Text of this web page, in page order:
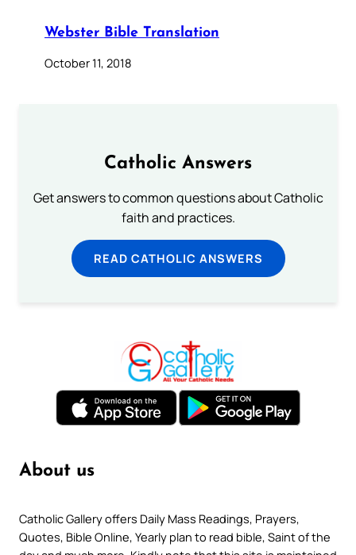
Webster Bible Translation
October 11, 2018
Catholic Answers
Get answers to common questions about Catholic
faith and practices.
READ CATHOLIC ANSWERS
About us
Catholic Gallery offers Daily Mass Readings, Prayers,
Quotes, Bible Online, Yearly plan to read bible, Saint of the